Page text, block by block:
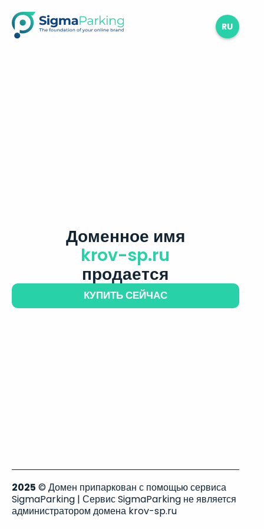
RU
Доменное имя
krov-sp.ru
продается
КУПИТЬ СЕЙЧАС
2025 © Домен припаркован с помощью сервиса
SigmaParking | Сервис SigmaParking не является
администратором домена krov-sp.ru